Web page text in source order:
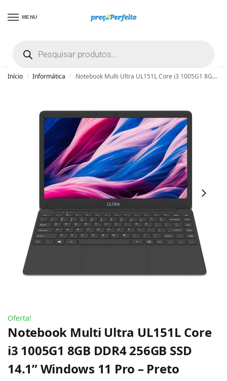
MENU
Início / Informática / Notebook Multi Ultra UL151L Core i3 1005G1 8GB DDR4 256GB SSD 14.1” Windows 11 Pro – Preto
Oferta!
Notebook Multi Ultra UL151L Core
i3 1005G1 8GB DDR4 256GB SSD
14.1” Windows 11 Pro – Preto